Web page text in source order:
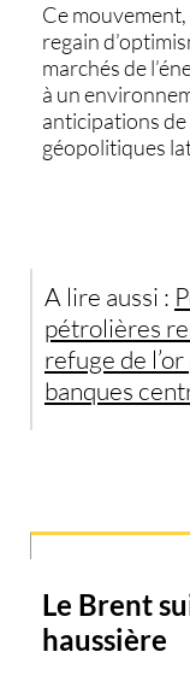
Ce
regain
marchés de
à un
anticipations
géopolitiques
A lire aussi :
pétrolières
refuge de l’or
banques
Le Brent
haussière